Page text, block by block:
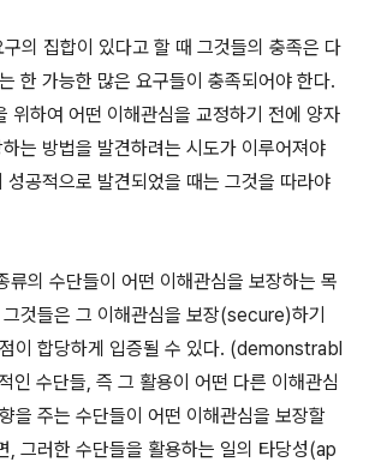
의 집합이 있다고 할 때 그것들의 충족은 다
한 가능한 많은 요구들이 충족되어야 한다.
위하여 어떤 이해관심을 교정하기 전에 양자
는 방법을 발견하려는 시도가 이루어져야
성공적으로 발견되었을 때는 그것을 따라야
의 수단들이 어떤 이해관심을 보장하는 목
것들은 그 이해관심을 보장(secure)하기
이 합당하게 입증될 수 있다. (demonstrabl
인 수단들, 즉 그 활용이 어떤 다른 이해관심
을 주는 수단들이 어떤 이해관심을 보장할
, 그러한 수단들을 활용하는 일의 타당성(ap